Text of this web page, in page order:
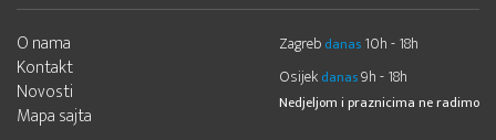
O nama
Kontakt
Novosti
Mapa sajta
Zagreb danas 10h - 18h
Osijek danas9h - 18h
Nedjeljom i praznicima ne radimo